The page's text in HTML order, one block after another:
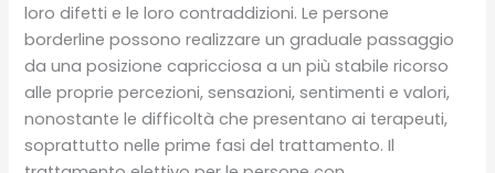
loro difetti e le loro contraddizioni. Le persone
borderline possono realizzare un graduale passaggio
da una posizione capricciosa a un più stabile ricorso
alle proprie percezioni, sensazioni, sentimenti e valori,
nonostante le difficoltà che presentano ai terapeuti,
soprattutto nelle prime fasi del trattamento. Il